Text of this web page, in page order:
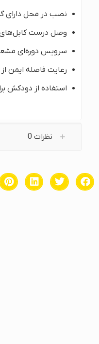
نصب در محل دارای
وصل درست کابل‌های
سرویس دوره‌ای
رعایت فاصله ایمن
استفاده از دودکش
نظرات 0